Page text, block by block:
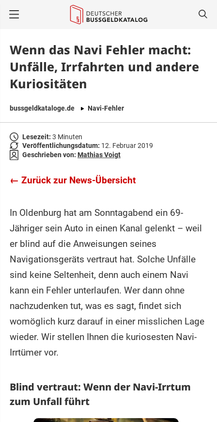
Wenn das Navi Fehler macht:
Unfälle, Irrfahrten und andere
Kuriositäten
bussgeldkataloge.de Navi-Fehler
Lesezeit: 3 Minuten
Veröffentlichungsdatum: 12. Februar 2019
Geschrieben von: Mathias Voigt
← Zurück zur News-Übersicht
In Oldenburg hat am Sonntagabend ein 69-
Jähriger sein Auto in einen Kanal gelenkt – weil
er blind auf die Anweisungen seines
Navigationsgeräts vertraut hat. Solche Unfälle
sind keine Seltenheit, denn auch einem Navi
kann ein Fehler unterlaufen. Wer dann ohne
nachzudenken tut, was es sagt, findet sich
womöglich kurz darauf in einer misslichen Lage
wieder. Wir stellen Ihnen die kuriosesten Navi-
Irrtümer vor.
Blind vertraut: Wenn der Navi-Irrtum
zum Unfall führt